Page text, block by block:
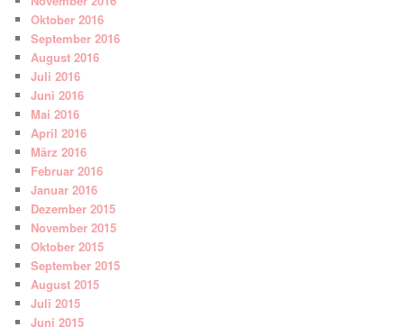
Oktober 2016
September 2016
August 2016
Juli 2016
Juni 2016
Mai 2016
April 2016
März 2016
Februar 2016
Januar 2016
Dezember 2015
November 2015
Oktober 2015
September 2015
August 2015
Juli 2015
Juni 2015